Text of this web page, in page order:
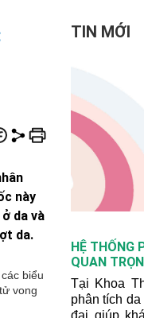
này
da và
da.
biểu
vong
TIN MỚI
HỆ THỐNG
QUAN
Tại Khoa
phân tích
đại giúp